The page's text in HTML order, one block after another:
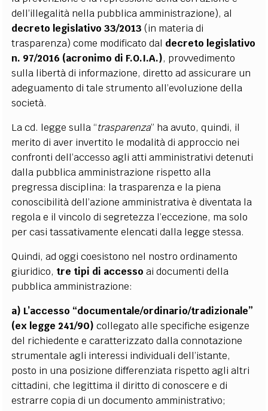
dell’illegalità nella pubblica amministrazione), al
decreto legislativo 33/2013 (in materia di
trasparenza) come modificato dal decreto legislativo
n. 97/2016 (acronimo di F.O.I.A.), provvedimento
sulla libertà di informazione, diretto ad assicurare un
adeguamento di tale strumento all’evoluzione della
società.
La cd. legge sulla “trasparenza” ha avuto, quindi, il
merito di aver invertito le modalità di approccio nei
confronti dell’accesso agli atti amministrativi detenuti
dalla pubblica amministrazione rispetto alla
pregressa disciplina: la trasparenza e la piena
conoscibilità dell’azione amministrativa è diventata la
regola e il vincolo di segretezza l’eccezione, ma solo
per casi tassativamente elencati dalla legge stessa.
Quindi, ad oggi coesistono nel nostro ordinamento
giuridico, tre tipi di accessoai documenti della
pubblica amministrazione:
a) L’accesso “documentale/ordinario/tradizionale”
(ex legge 241/90)collegato alle specifiche esigenze
del richiedente e caratterizzato dalla connotazione
strumentale agli interessi individuali dell’istante,
posto in una posizione differenziata rispetto agli altri
cittadini, che legittima il diritto di conoscere e di
estrarre copia di un documento amministrativo;